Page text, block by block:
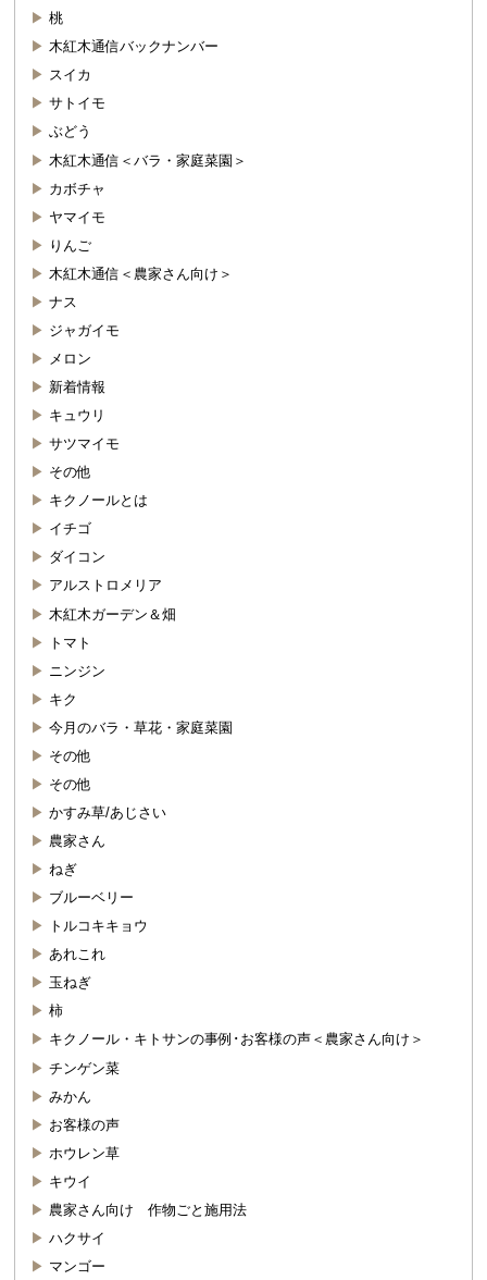
桃
木紅木通信バックナンバー
スイカ
サトイモ
ぶどう
木紅木通信＜バラ・家庭菜園＞
カボチャ
ヤマイモ
りんご
木紅木通信＜農家さん向け＞
ナス
ジャガイモ
メロン
新着情報
キュウリ
サツマイモ
その他
キクノールとは
イチゴ
ダイコン
アルストロメリア
木紅木ガーデン＆畑
トマト
ニンジン
キク
今月のバラ・草花・家庭菜園
その他
その他
かすみ草/あじさい
農家さん
ねぎ
ブルーベリー
トルコキキョウ
あれこれ
玉ねぎ
柿
キクノール・キトサンの事例･お客様の声＜農家さん向け＞
チンゲン菜
みかん
お客様の声
ホウレン草
キウイ
農家さん向け 作物ごと施用法
ハクサイ
マンゴー